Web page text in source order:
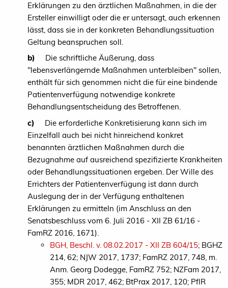
Erklärungen zu den ärztlichen Maßnahmen, in die der
Ersteller einwilligt oder die er untersagt, auch erkennen
lässt, dass sie in der konkreten Behandlungssituation
Geltung beanspruchen soll.
b) Die schriftliche Äußerung, dass
"lebensverlängernde Maßnahmen unterbleiben" sollen,
enthält für sich genommen nicht die für eine bindende
Patientenverfügung notwendige konkrete
Behandlungsentscheidung des Betroffenen.
c)
Die erforderliche Konkretisierung kann sich im
Einzelfall auch bei nicht hinreichend konkret
benannten ärztlichen Maßnahmen durch die
Bezugnahme auf ausreichend spezifizierte Krankheiten
oder Behandlungssituationen ergeben. Der Wille des
Errichters der Patientenverfügung ist dann durch
Auslegung der in der Verfügung enthaltenen
Erklärungen zu ermitteln (im Anschluss an den
Senatsbeschluss vom 6. Juli 2016 - XII ZB 61/16 -
FamRZ 2016, 1671).
BGH, Beschl. v. 08.02.2017 - XII ZB 604/15; BGHZ
214, 62; NJW 2017, 1737; FamRZ 2017, 748, m.
Anm. Georg Dodegge, FamRZ 752; NZFam 2017,
355; MDR 2017, 462; BtPrax 2017, 120; PflR